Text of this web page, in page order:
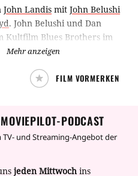
John Landis mit John Belushi
. John Belushi und Dan
Kultfilm Blues Brothers im
unterwegs.
Mehr anzeigen
FILM VORMERKEN
PODCAST
und Streaming-Angebot der
jeden Mittwoch ins